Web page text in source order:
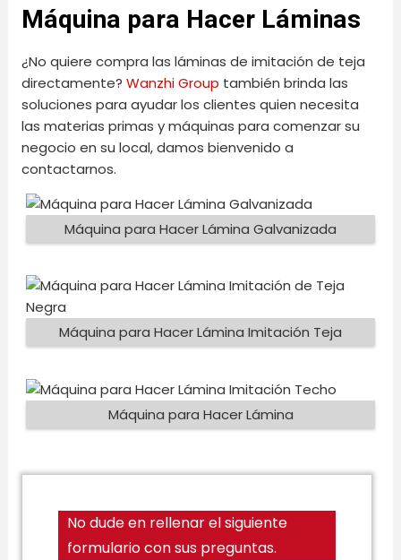
Máquina para Hacer Láminas
¿No quiere compra las láminas de imitación de teja
directamente?Wanzhi Group también brinda las
soluciones para ayudar los clientes quien necesita
las materias primas y máquinas para comenzar su
negocio en su local, damos bienvenido a
contactarnos.
Máquina para Hacer Lámina Galvanizada
Máquina para Hacer Lámina Imitación Teja
Máquina para Hacer Lámina
No dude en rellenar el siguiente
formulario con sus preguntas.